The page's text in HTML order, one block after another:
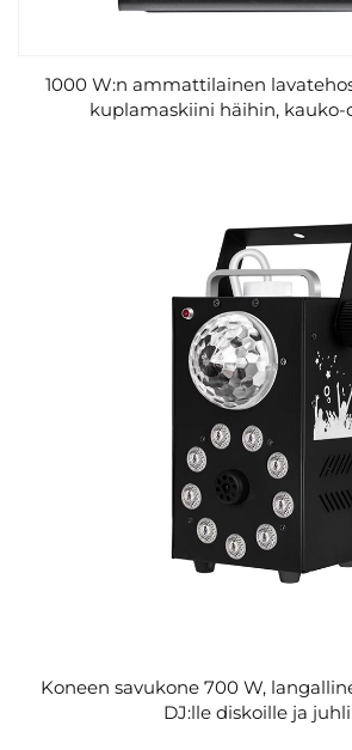
1000 W:n ammattilainen
kuplamaskiini häihin, kauko-
Koneen savukone 700 W,
DJ:lle diskoille ja